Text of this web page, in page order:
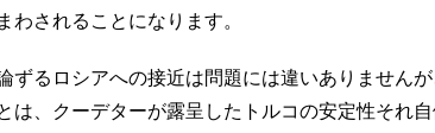
わされることになります。
ずるロシアへの接近は問題には違いありません
は、クーデターが露呈したトルコの安定性それ